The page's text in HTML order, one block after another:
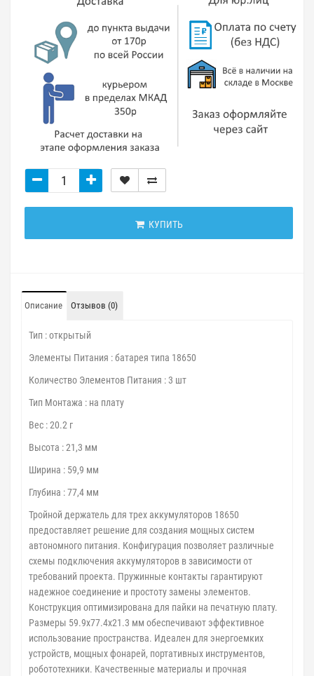
КУПИТЬ
Описание Отзывов (0)
Тип : открытый
Элементы Питания : батарея типа 18650
Количество Элементов Питания : 3 шт
Тип Монтажа : на плату
Вес : 20.2 г
Высота : 21,3 мм
Ширина : 59,9 мм
Глубина : 77,4 мм
Тройной держатель для трех аккумуляторов 18650
предоставляет решение для создания мощных систем
автономного питания. Конфигурация позволяет различные
схемы подключения аккумуляторов в зависимости от
требований проекта. Пружинные контакты гарантируют
надежное соединение и простоту замены элементов.
Конструкция оптимизирована для пайки на печатную плату.
Размеры 59.9x77.4x21.3 мм обеспечивают эффективное
использование пространства. Идеален для энергоемких
устройств, мощных фонарей, портативных инструментов,
робототехники. Качественные материалы и прочная